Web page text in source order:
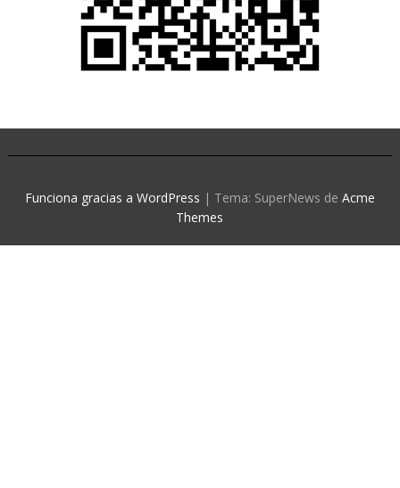
Funciona gracias a WordPress | Tema: SuperNews de Acme
Themes